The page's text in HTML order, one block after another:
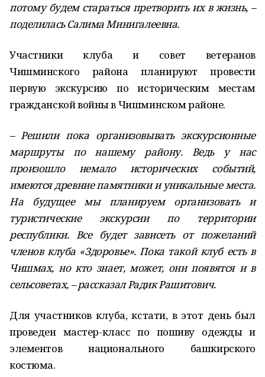
потому будем стараться претворить их в жизнь, –
поделилась Салима Минигалеевна.
Участники клуба и совет ветеранов
Чишминского района планируют провести
первую экскурсию по историческим местам
гражданской войны в Чишминском районе.
– Решили пока организовывать экскурсионные
маршруты по нашему району. Ведь у нас
произошло немало исторических событий,
имеются древние памятники и уникальные места.
На будущее мы планируем организовать и
туристические экскурсии по территории
республики. Все будет зависеть от пожеланий
членов клуба «Здоровье». Пока такой клуб есть в
Чишмах, но кто знает, может, они появятся и в
сельсоветах, – рассказал Радик Рашитович.
Для участников клуба, кстати, в этот день был
проведен мастер-класс по пошиву одежды и
элементов национального башкирского
костюма.